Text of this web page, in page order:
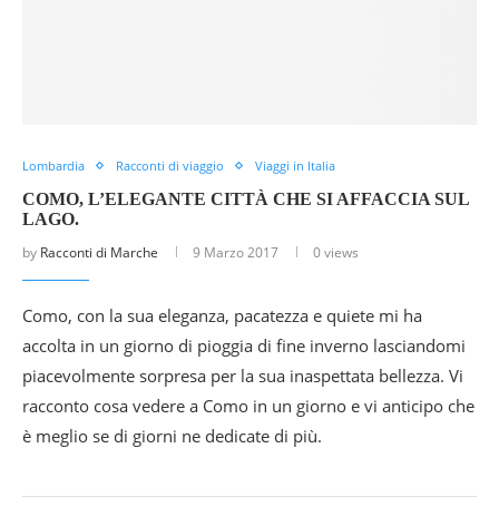
Lombardia Racconti di viaggio Viaggi in Italia
COMO, L’ELEGANTE CITTÀ CHE SI AFFACCIA SUL
LAGO.
by Racconti di Marche 9 Marzo 2017 0 views
Como, con la sua eleganza, pacatezza e quiete mi ha
accolta in un giorno di pioggia di fine inverno lasciandomi
piacevolmente sorpresa per la sua inaspettata bellezza. Vi
racconto cosa vedere a Como in un giorno e vi anticipo che
è meglio se di giorni ne dedicate di più.